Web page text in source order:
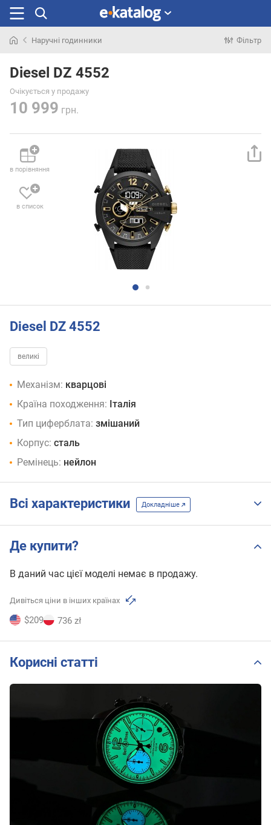
раніше
Наручні годинники Фільтр
Diesel DZ 4552
Очікується у продажу
10 999 грн.
в порівняння
в список
Diesel DZ 4552
великі
Механізм: кварцові
Країна походження: Італія
Тип циферблата: змішаний
Корпус: сталь
Ремінець: нейлон
Всі характеристики Докладніше
Де купити?
В даний час цієї моделі немає в продажу.
Дивіться ціни в інших країнах
$209 736 zł
Корисні статті